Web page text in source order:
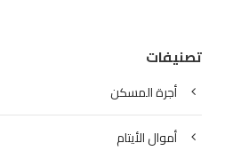
تصنيفات
أجرة المسكن
أموال الأيتام